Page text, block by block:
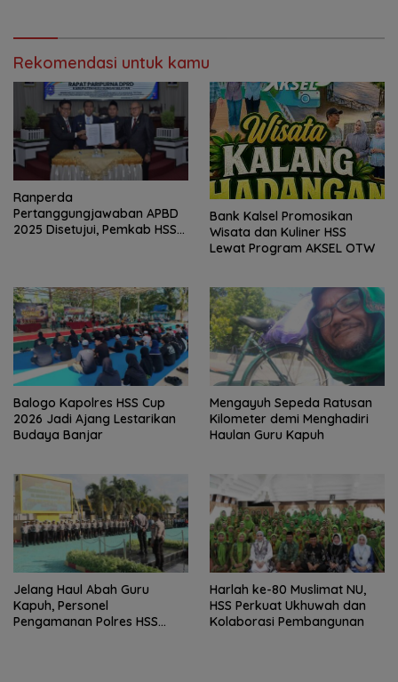
Rekomendasi untuk kamu
Ranperda
Pertanggungjawaban APBD
2025 Disetujui, Pemkab HSS
Bank Kalsel Promosikan
Wisata dan Kuliner HSS
Lewat Program AKSEL OTW
Balogo Kapolres HSS Cup
2026 Jadi Ajang Lestarikan
Budaya Banjar
Mengayuh Sepeda Ratusan
Kilometer demi Menghadiri
Haulan Guru Kapuh
Jelang Haul Abah Guru
Kapuh, Personel
Pengamanan Polres HSS
Harlah ke-80 Muslimat NU,
HSS Perkuat Ukhuwah dan
Kolaborasi Pembangunan